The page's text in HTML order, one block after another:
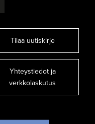
Tilaa uutiskirje
Yhteystiedot ja
verkkolaskutus